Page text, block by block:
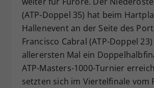
(ATP-Doppel 35) hat beim
Hallenevent an der Seite des
Francisco Cabral (ATP-Doppel
allerersten Mal ein
ATP-Masters-1000-Turnier
setzten sich im Viertelfinale vom
Zweck
Dieser Wert speichert
Einstellungen. Unter
zufällig generierte ID,
historische
vorgenommen
Webseiten-Betreiber
hat.